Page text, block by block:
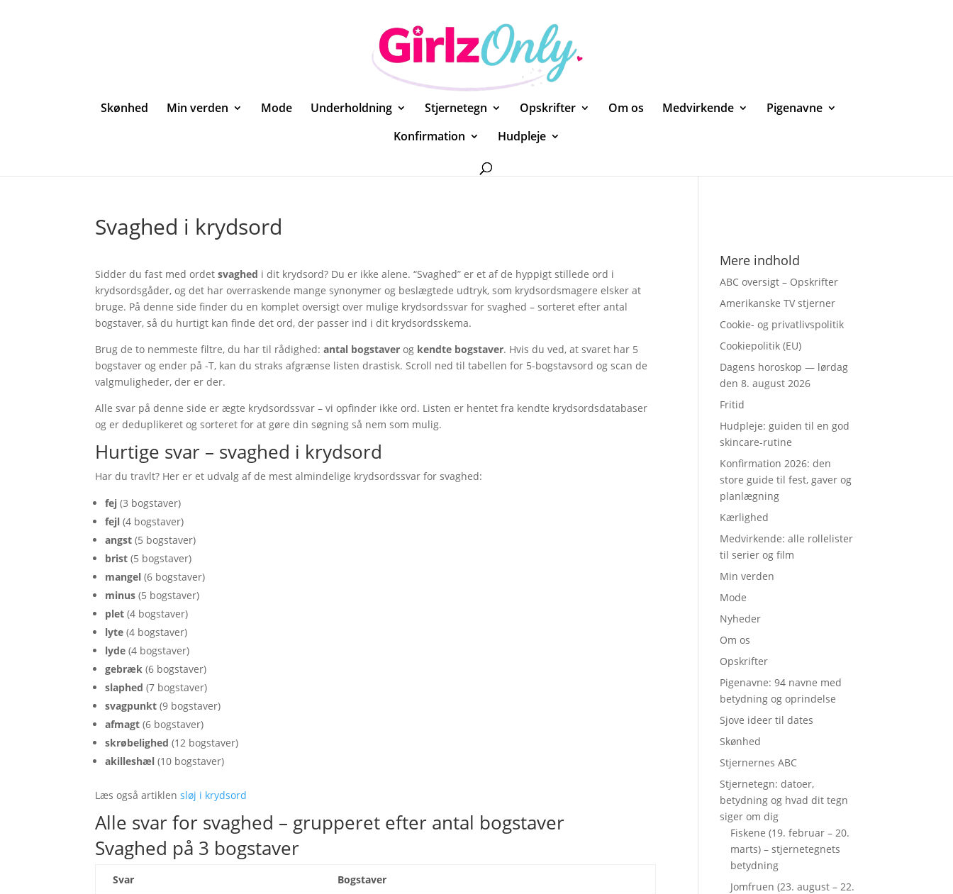
Skønhed Min verden Mode Underholdning Stjernetegn Opskrifter Om os Medvirkende
Pigenavne
Konfirmation
Hudpleje
Svaghed i krydsord
Sidder du fast med ordetsvaghed i dit krydsord? Du er ikke alene. “Svaghed” er et af de hyppigt stillede ord i
krydsordsgåder, og det har overraskende mange synonymer og beslægtede udtryk, som krydsordsmagere elsker at
bruge. På denne side finder du en komplet oversigt over mulige krydsordssvar for svaghed – sorteret efter antal
bogstaver, så du hurtigt kan finde det ord, der passer ind i dit krydsordsskema.
Brug de to nemmeste filtre, du har til rådighed:antal bogstaver og kendte bogstaver. Hvis du ved, at svaret har 5
bogstaver og ender på -T, kan du straks afgrænse listen drastisk. Scroll ned til tabellen for 5-bogstavsord og scan de
valgmuligheder, der er der.
Alle svar på denne side er ægte krydsordssvar – vi opfinder ikke ord. Listen er hentet fra kendte krydsordsdatabaser
og er deduplikeret og sorteret for at gøre din søgning så nem som mulig.
Hurtige svar – svaghed i krydsord
Har du travlt? Her er et udvalg af de mest almindelige krydsordssvar for svaghed:
fej (3 bogstaver)
fejl (4 bogstaver)
angst (5 bogstaver)
brist (5 bogstaver)
mangel (6 bogstaver)
minus (5 bogstaver)
plet (4 bogstaver)
lyte (4 bogstaver)
lyde (4 bogstaver)
gebræk (6 bogstaver)
slaphed (7 bogstaver)
svagpunkt (9 bogstaver)
afmagt (6 bogstaver)
skrøbelighed (12 bogstaver)
akilleshæl (10 bogstaver)
Læs også artiklensløj i krydsord
Alle svar for svaghed – grupperet efter antal bogstaver
Svaghed på 3 bogstaver
Svar Bogstaver
Mere indhold
ABC oversigt – Opskrifter
Amerikanske TV stjerner
Cookie- og privatlivspolitik
Cookiepolitik (EU)
Dagens horoskop — lørdag
den 8. august 2026
Fritid
Hudpleje: guiden til en god
skincare-rutine
Konfirmation 2026: den
store guide til fest, gaver og
planlægning
Kærlighed
Medvirkende: alle rollelister
til serier og film
Min verden
Mode
Nyheder
Om os
Opskrifter
Pigenavne: 94 navne med
betydning og oprindelse
Sjove ideer til dates
Skønhed
Stjernernes ABC
Stjernetegn: datoer,
betydning og hvad dit tegn
siger om dig
Fiskene (19. februar – 20.
marts) – stjernetegnets
betydning
Jomfruen (23. august – 22.